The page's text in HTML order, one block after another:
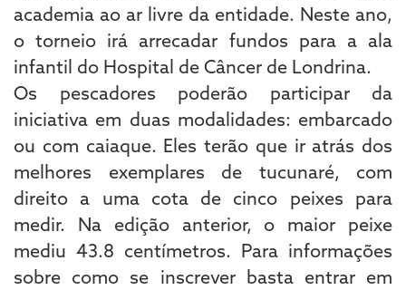
academia ao ar livre da entidade. Neste ano,
o torneio irá arrecadar fundos para a ala
infantil do Hospital de Câncer de Londrina.
Os pescadores poderão participar da
iniciativa em duas modalidades: embarcado
ou com caiaque. Eles terão que ir atrás dos
melhores exemplares de tucunaré, com
direito a uma cota de cinco peixes para
medir. Na edição anterior, o maior peixe
mediu 43.8 centímetros. Para informações
sobre como se inscrever basta entrar em